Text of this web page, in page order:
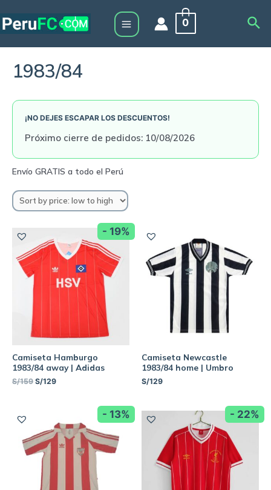
to
Main
0
1983/84
¡NO DEJES ESCAPAR LOS DESCUENTOS!
Próximo cierre de pedidos: 10/08/2026
- 19%
Camiseta Hamburgo
1983/84 away | Adidas
S/159 S/129
Camiseta Newcastle
1983/84 home | Umbro
S/129
- 13% - 22%